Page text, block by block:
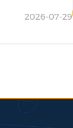
2026-07-29